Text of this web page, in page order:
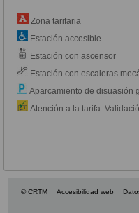
Zona tarifaria
Estación accesible
Estación con ascensor
Estación con escaleras
Aparcamiento de disuasión
Atención a la tarifa.
© CRTM Accesibilidad web